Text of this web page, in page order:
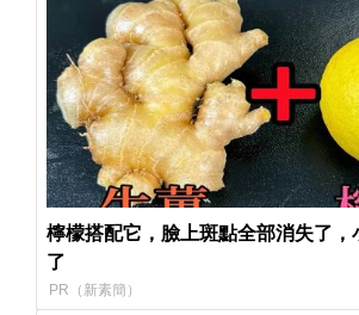
檸檬搭配它，臉上斑點全部消失了，
了
PR（新素簡）